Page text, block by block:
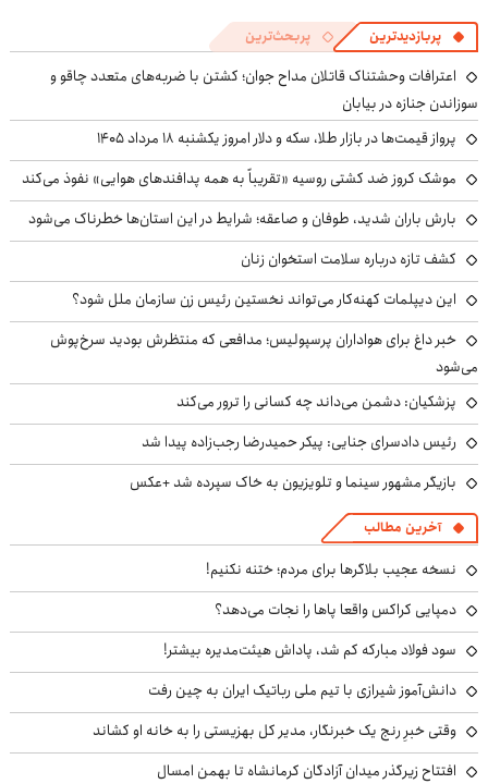
پربازدیدترین پربحث‌ترین
اعترافات وحشتناک قاتلان مداح جوان؛ کشتن با ضربه‌های متعدد چاقو و
سوزاندن جنازه در بیابان
پرواز قیمت‌ها در بازار طلا، سکه و دلار امروز یکشنبه ۱۸ مرداد ۱۴۰۵
موشک کروز ضد کشتی روسیه «تقریباً به همه پدافندهای هوایی» نفوذ می‌کند
بارش باران شدید، طوفان و صاعقه؛ شرایط در این استان‌ها خطرناک می‌شود
کشف تازه درباره سلامت استخوان زنان
این دیپلمات کهنه‌کار می‌تواند نخستین رئیس زن سازمان ملل شود؟
خبر داغ برای هواداران پرسپولیس؛ مدافعی که منتظرش بودید سرخ‌پوش
می‌شود
پزشکیان: دشمن می‌داند چه کسانی را ترور می‌کند
رئیس دادسرای جنایی: پیکر حمیدرضا رجب‌زاده پیدا شد
بازیگر مشهور سینما و تلویزیون به خاک سپرده شد +عکس
آخرین مطالب
نسخه عجیب بلاگرها برای مردم؛ ختنه نکنیم!
دمپایی کراکس واقعا پاها را نجات می‌دهد؟
سود فولاد مبارکه کم شد، پاداش هیئت‌مدیره بیشتر!
دانش‌آموز شیرازی با تیم ملی رباتیک ایران به چین رفت
وقتی خبرِ رنج یک خبرنگار، مدیر کل بهزیستی را به خانه او کشاند
افتتاح زیرگذر میدان آزادگان کرمانشاه تا بهمن امسال